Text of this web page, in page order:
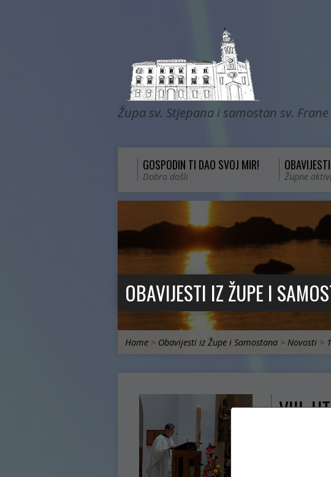
Župa sv. Stjepana i samostan sv. Frane
GOSPODIN TI DAO SVOJ MIR!
Dobro došli
OBAVIJESTI
Župne
OBAVIJESTI IZ ŽUPE I
Home > Obavijesti iz Župe i Samostana > Novosti >
VIII.
svibanj